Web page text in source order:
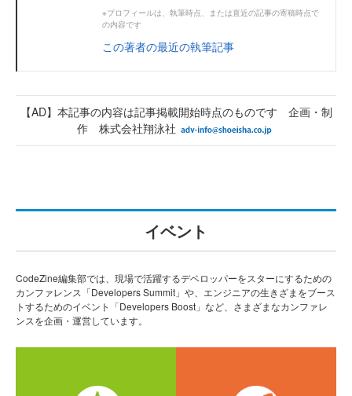
※プロフィールは、執筆時点、または直近の記事の寄稿時点で
の内容です
この著者の最近の執筆記事
【AD】本記事の内容は記事掲載開始時点のものです 企画・制
作 株式会社翔泳社
イベント
CodeZine編集部では、現場で活躍するデベロッパーをスターにするための
カンファレンス「Developers Summit」や、エンジニアの生きざまをブース
トするためのイベント「Developers Boost」など、さまざまなカンファレ
ンスを企画・運営しています。